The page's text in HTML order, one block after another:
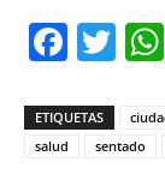
ETIQUETAS
salud
sentado